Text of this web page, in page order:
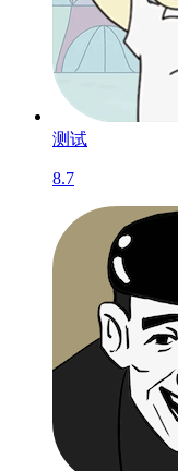
测试
8.7